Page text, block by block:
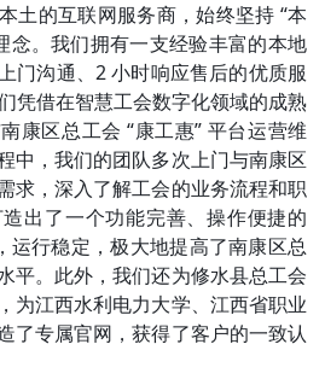
土的互联网服务商，始终坚持 “本
念。我们拥有一支经验丰富的本地
门沟通、2 小时响应售后的优质服
凭借在智慧工会数字化领域的成熟
康区总工会 “康工惠” 平台运营维
中，我们的团队多次上门与南康区
求，深入了解工会的业务流程和职
出了一个功能完善、操作便捷的
运行稳定，极大地提高了南康区总
平。此外，我们还为修水县总工会
为江西水利电力大学、江西省职业
了专属官网，获得了客户的一致认